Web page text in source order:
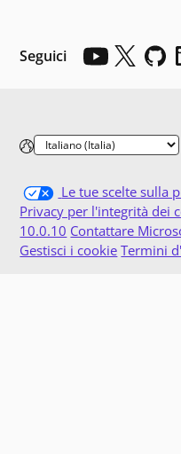
Seguici
Le tue scelte sulla
Privacy per l'integrità dei
10.0.10 Contattare
Gestisci i cookie Termini